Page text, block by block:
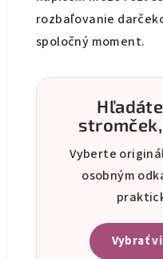
rozbaľovanie
spoločný moment.
Vyberte
osobným
Vybrať